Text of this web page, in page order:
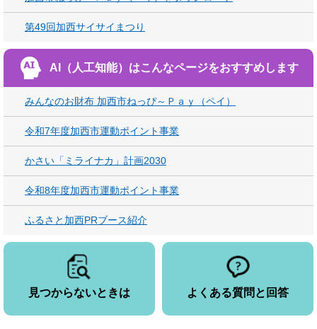
第49回加西サイサイまつり
AI（人工知能）はこんなページをおすすめします
みんなのお財布 加西市ねっぴ～Ｐａｙ（ペイ）
令和7年度加西市運動ポイント事業
かさい「ミライナカ」計画2030
令和8年度加西市運動ポイント事業
ふるさと加西PRブース紹介
見つからないときは よくある質問と回答